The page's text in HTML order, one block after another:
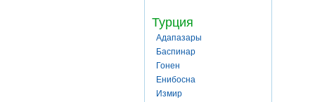
Турция
Адапазары
Баспинар
Гонен
Енибосна
Измир